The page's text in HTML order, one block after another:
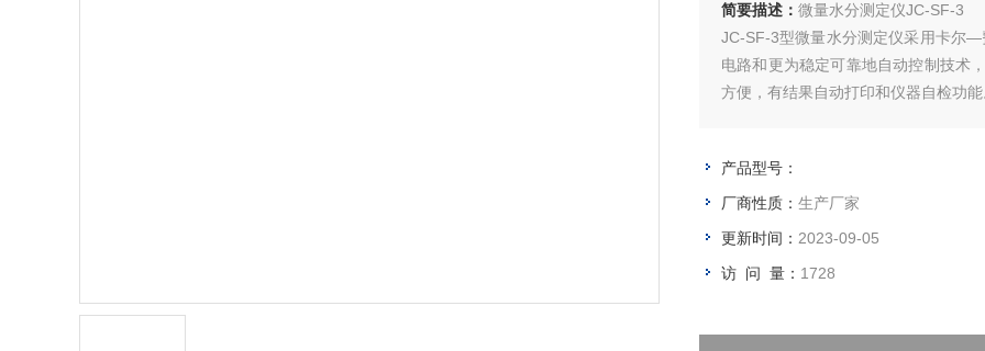
简要描述： 微量水分测定仪JC-SF-3
JC-SF-3型微量水分测定仪采用卡尔
电路和更为稳定可靠地自动控制技术
方便，有结果自动打印和仪器自检功
产品型号：
厂商性质： 生产厂家
更新时间： 2023-09-05
访 问 量： 1728